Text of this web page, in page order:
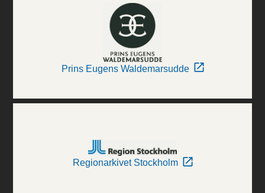
Prins Eugens Waldemarsudde
Regionarkivet Stockholm